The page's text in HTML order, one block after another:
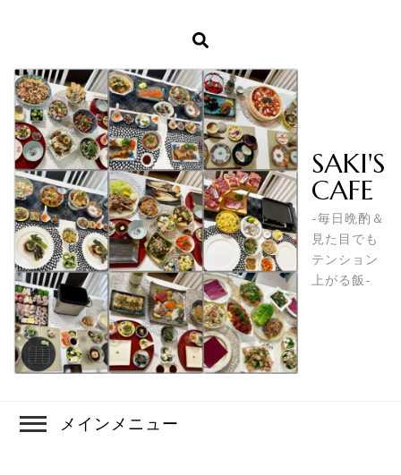
SAKI'S
CAFE
-毎日晩酌＆
見た目でも
テンション
上がる飯-
メインメニュー